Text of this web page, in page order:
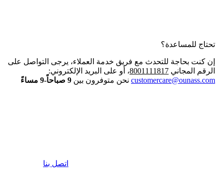
تحتاج للمساعدة؟
إن كنت بحاجة للتحدث مع فريق خدمة العملاء، يرجى التواصل على
الرقم المجاني 8001111817، أو على البريد الإلكتروني:
customercare@ounass.com نحن متوفرون بين 9 صباحاً-9 مساءً
اتصل بنا